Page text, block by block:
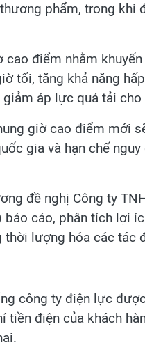
phẩm, trong khi
điểm nhằm
tối, tăng khả năng
áp lực quá tải cho
giờ cao điểm mới
gia và hạn chế
đề nghị Công ty
cáo, phân tích lợi
lượng hóa các tác
công ty điện lực
điện của khách